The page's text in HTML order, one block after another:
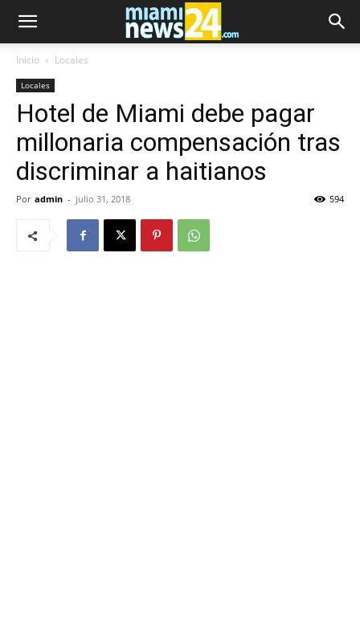
Inicio Locales
Locales
Hotel de Miami debe pagar
millonaria compensación tras
discriminar a haitianos
Por admin - julio 31, 2018 594